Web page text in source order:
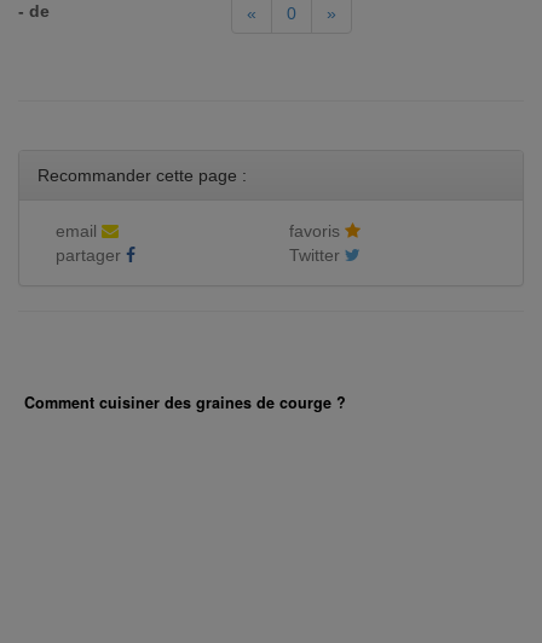
- de « 0 »
Recommander cette page :
email
favoris
partager
Twitter
Comment cuisiner des graines de courge ?